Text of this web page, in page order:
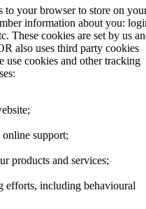
to your browser to store on
information about you:
These cookies are set by us
also uses third party cookies
cookies and other tracking
online support;
products and services;
efforts, including behavioural